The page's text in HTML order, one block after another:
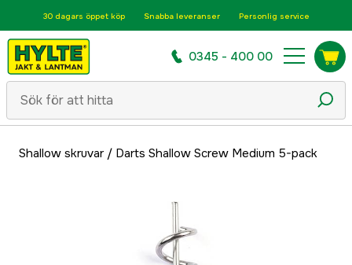
30 dagars öppet köp Snabba leveranser Personlig service
0345 - 400 00
Shallow skruvar/ Darts Shallow Screw Medium 5-pack